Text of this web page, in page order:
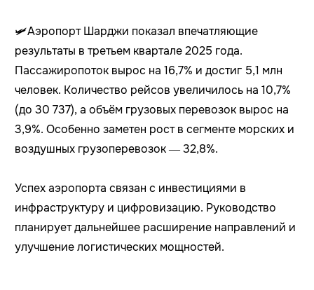
🛩️Аэропорт Шарджи показал впечатляющие
результаты в третьем квартале 2025 года.
Пассажиропоток вырос на 16,7% и достиг 5,1 млн
человек. Количество рейсов увеличилось на 10,7%
(до 30 737), а объём грузовых перевозок вырос на
3,9%. Особенно заметен рост в сегменте морских и
воздушных грузоперевозок — 32,8%.
Успех аэропорта связан с инвестициями в
инфраструктуру и цифровизацию. Руководство
планирует дальнейшее расширение направлений и
улучшение логистических мощностей.